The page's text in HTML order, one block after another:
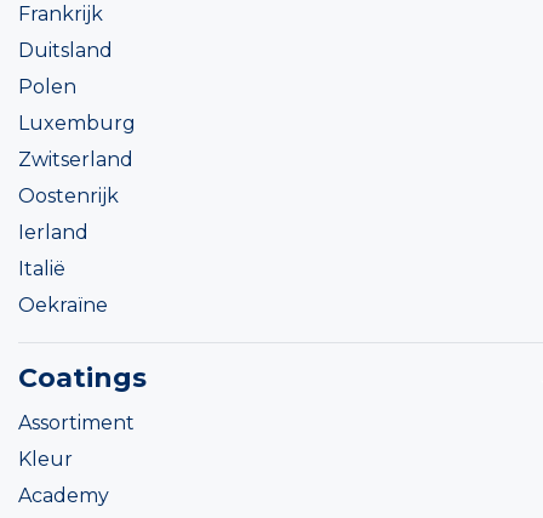
Frankrijk
Duitsland
Polen
Luxemburg
Zwitserland
Oostenrijk
Ierland
Italië
Oekraïne
Coatings
Assortiment
Kleur
Academy